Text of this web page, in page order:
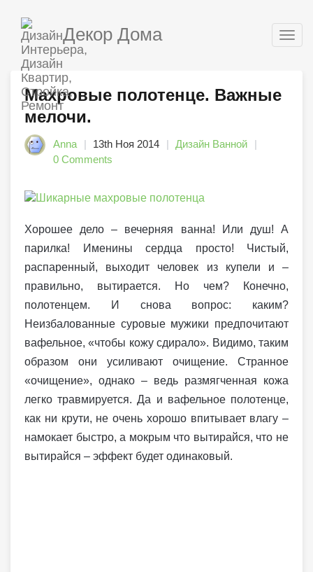
Декор Дома
Махровые полотенце. Важные
мелочи.
Anna 13th Ноя 2014
Дизайн Ванной
0 Comments
Хорошее дело – вечерняя ванна! Или душ! А
парилка! Именины сердца просто! Чистый,
распаренный, выходит человек из купели и –
правильно, вытирается. Но чем? Конечно,
полотенцем. И снова вопрос: каким?
Неизбалованные суровые мужики предпочитают
вафельное, «чтобы кожу сдирало». Видимо, таким
образом они усиливают очищение. Странное
«очищение», однако – ведь размягченная кожа
легко травмируется. Да и вафельное полотенце,
как ни крути, не очень хорошо впитывает влагу –
намокает быстро, а мокрым что вытирайся, что не
вытирайся – эффект будет одинаковый.